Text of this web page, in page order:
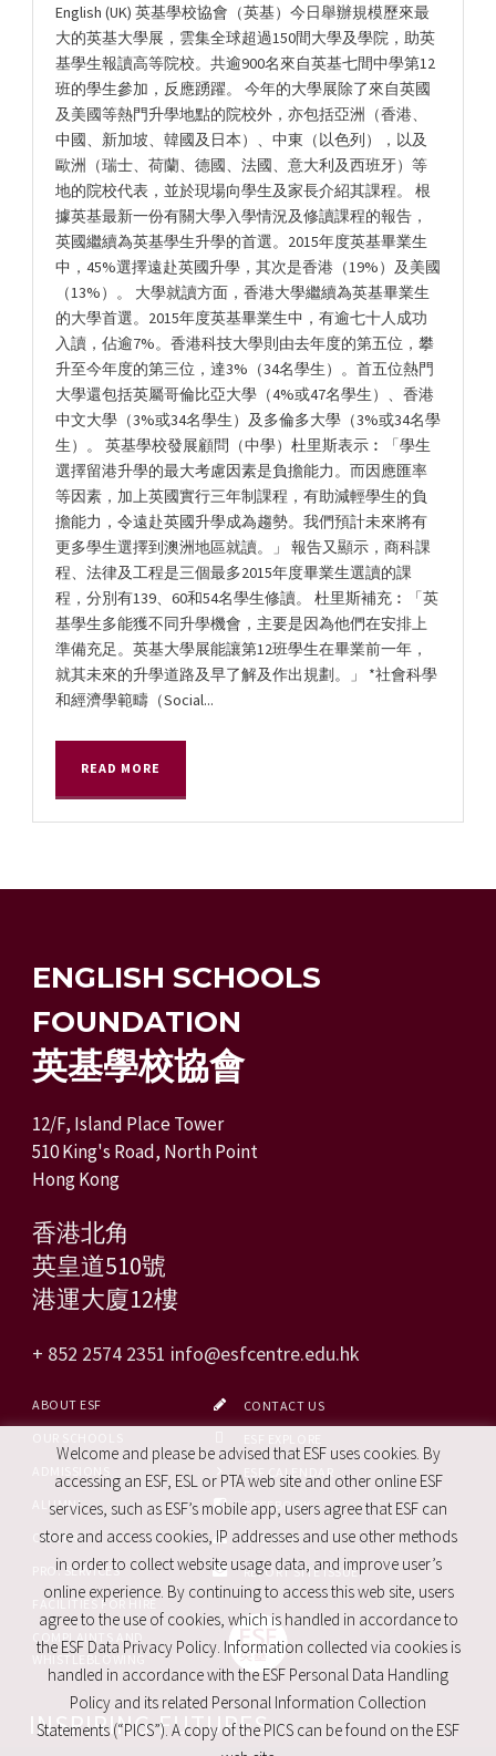
English (UK) 英基學校協會（英基）今日舉辦規模歷來最
大的英基大學展，雲集全球超過150間大學及學院，助英
基學生報讀高等院校。共逾900名來自英基七間中學第12
班的學生參加，反應踴躍。 今年的大學展除了來自英國
及美國等熱門升學地點的院校外，亦包括亞洲（香港、
中國、新加坡、韓國及日本）、中東（以色列），以及
歐洲（瑞士、荷蘭、德國、法國、意大利及西班牙）等
地的院校代表，並於現場向學生及家長介紹其課程。 根
據英基最新一份有關大學入學情況及修讀課程的報告，
英國繼續為英基學生升學的首選。2015年度英基畢業生
中，45%選擇遠赴英國升學，其次是香港（19%）及美國
（13%）。 大學就讀方面，香港大學繼續為英基畢業生
的大學首選。2015年度英基畢業生中，有逾七十人成功
入讀，佔逾7%。香港科技大學則由去年度的第五位，攀
升至今年度的第三位，達3%（34名學生）。首五位熱門
大學還包括英屬哥倫比亞大學（4%或47名學生）、香港
中文大學（3%或34名學生）及多倫多大學（3%或34名學
生）。 英基學校發展顧問（中學）杜里斯表示︰「學生
選擇留港升學的最大考慮因素是負擔能力。而因應匯率
等因素，加上英國實行三年制課程，有助減輕學生的負
擔能力，令遠赴英國升學成為趨勢。我們預計未來將有
更多學生選擇到澳洲地區就讀。」 報告又顯示，商科課
程、法律及工程是三個最多2015年度畢業生選讀的課
程，分別有139、60和54名學生修讀。 杜里斯補充︰「英
基學生多能獲不同升學機會，主要是因為他們在安排上
準備充足。英基大學展能讓第12班學生在畢業前一年，
就其未來的升學道路及早了解及作出規劃。」 *社會科學
和經濟學範疇（Social...
READ MORE
ENGLISH SCHOOLS
FOUNDATION
英基學校協會
12/F, Island Place Tower
510 King's Road, North Point
Hong Kong
香港北角
英皇道510號
港運大廈12樓
+ 852 2574 2351 info@esfcentre.edu.hk
ABOUT ESF
ALUMNI
CAREERS
PRO. SERVICES
FACILITIES FOR HIRE
CONTACT US
ESF CALENDAR
FACEBOOK
SITE MAP
REPORT SITE ISSUE
INSPIRING FUTURES
Welcome and please be advised that ESF uses cookies. By
accessing an ESF, ESL or PTA web site and other online ESF
services, such as ESF’s mobile app, users agree that ESF can
store and access cookies, IP addresses and use other methods
in order to collect website usage data, and improve user’s
online experience. By continuing to access this web site, users
agree to the use of cookies, which is handled in accordance to
the ESF Data Privacy Policy. Information collected via cookies is
handled in accordance with the ESF Personal Data Handling
Policy and its related Personal Information Collection
Statements (“PICS”). A copy of the PICS can be found on the ESF